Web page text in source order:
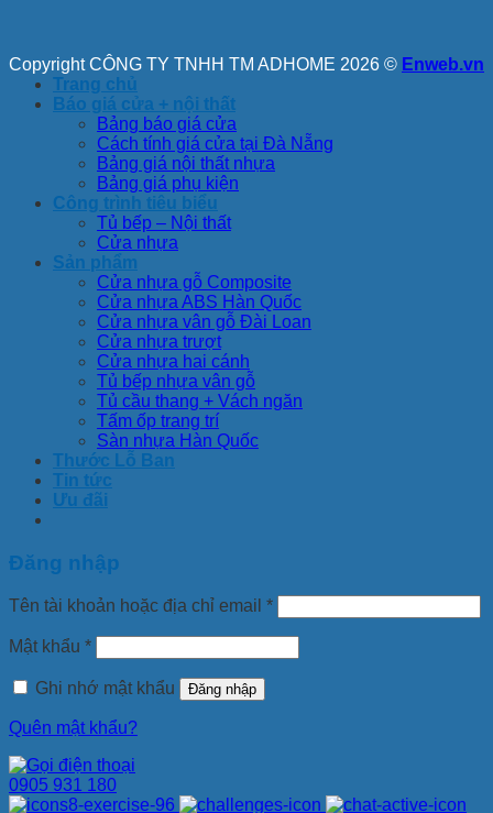
Copyright CÔNG TY TNHH TM ADHOME 2026 © Enweb.vn
Trang chủ
Báo giá cửa + nội thất
Bảng báo giá cửa
Cách tính giá cửa tại Đà Nẵng
Bảng giá nội thất nhựa
Bảng giá phụ kiện
Công trình tiêu biểu
Tủ bếp – Nội thất
Cửa nhựa
Sản phẩm
Cửa nhựa gỗ Composite
Cửa nhựa ABS Hàn Quốc
Cửa nhựa vân gỗ Đài Loan
Cửa nhựa trượt
Cửa nhựa hai cánh
Tủ bếp nhựa vân gỗ
Tủ cầu thang + Vách ngăn
Tấm ốp trang trí
Sàn nhựa Hàn Quốc
Thước Lỗ Ban
Tin tức
Ưu đãi
Đăng nhập
Tên tài khoản hoặc địa chỉ email *
Mật khẩu *
Ghi nhớ mật khẩu Đăng nhập
Quên mật khẩu?
0905 931 180